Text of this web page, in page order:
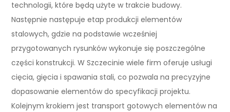
technologii, które będą użyte w trakcie budowy.
Następnie następuje etap produkcji elementów
stalowych, gdzie na podstawie wcześniej
przygotowanych rysunków wykonuje się poszczególne
części konstrukcji. W Szczecinie wiele firm oferuje usługi
cięcia, gięcia i spawania stali, co pozwala na precyzyjne
dopasowanie elementów do specyfikacji projektu.
Kolejnym krokiem jest transport gotowych elementów na